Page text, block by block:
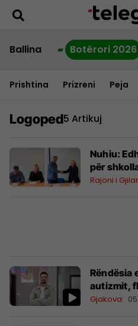
Ballina Botërori 2026
Prishtina Prizreni Peja
Logoped5 Artikuj
Nuhiu:
për
Rajoni i
Rëndësia
autizmit,
Gjakova